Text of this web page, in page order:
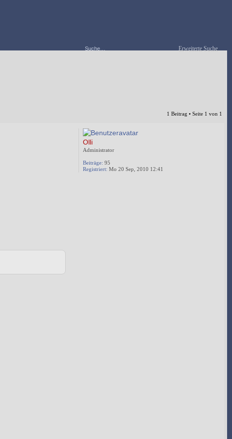
Erweiterte Suche
1 Beitrag • Seite 1 von 1
Olli
Administrator
Beiträge: 95
Registriert: Mo 20 Sep, 2010 12:41